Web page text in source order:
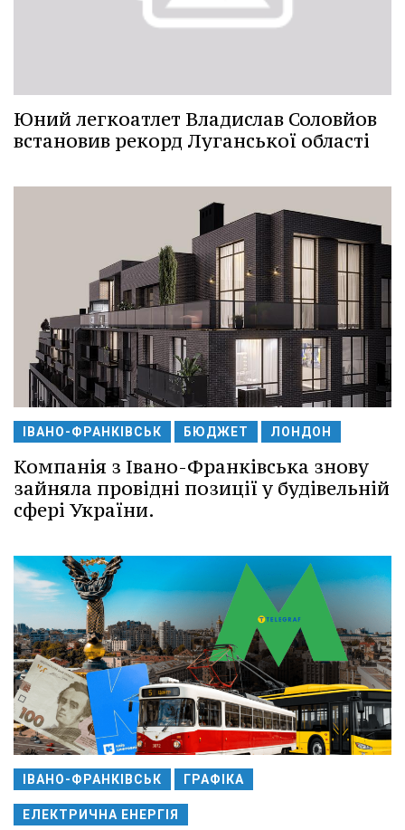
Юний легкоатлет Владислав Соловйов
встановив рекорд Луганської області
ІВАНО-ФРАНКІВСЬК БЮДЖЕТ ЛОНДОН
Компанія з Івано-Франківська знову
зайняла провідні позиції у будівельній
сфері України.
ІВАНО-ФРАНКІВСЬК ГРАФІКА
ЕЛЕКТРИЧНА ЕНЕРГІЯ